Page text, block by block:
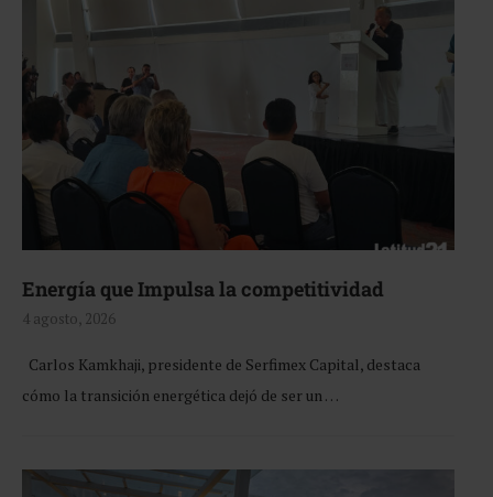
Energía que Impulsa la competitividad
4 agosto, 2026
Carlos Kamkhaji, presidente de Serfimex Capital, destaca
cómo la transición energética dejó de ser un …